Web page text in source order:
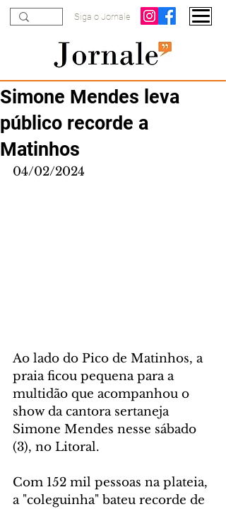
Siga o Jornale
Simone Mendes leva
público recorde a
Matinhos
04/02/2024
Ao lado do Pico de Matinhos, a
praia ficou pequena para a
multidão que acompanhou o
show da cantora sertaneja
Simone Mendes nesse sábado
(3), no Litoral.
Com 152 mil pessoas na plateia,
a "coleguinha" bateu recorde de